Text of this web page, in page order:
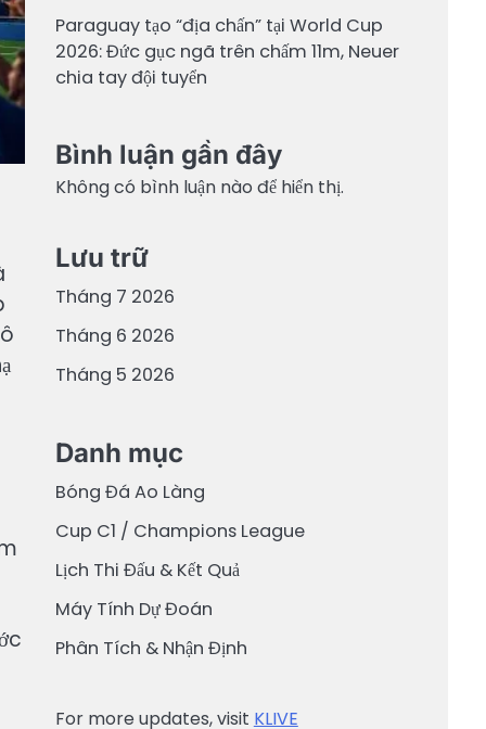
Paraguay tạo “địa chấn” tại World Cup
2026: Đức gục ngã trên chấm 11m, Neuer
chia tay đội tuyển
Bình luận gần đây
Không có bình luận nào để hiển thị.
Lưu trữ
Tháng 7 2026
Tháng 6 2026
Tháng 5 2026
Danh mục
Bóng Đá Ao Làng
Cup C1 / Champions League
Lịch Thi Đấu & Kết Quả
Máy Tính Dự Đoán
Phân Tích & Nhận Định
For more updates, visit KLIVE